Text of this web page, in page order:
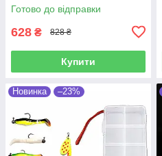
Готово до відправки
628 ₴ 828 ₴
Купити
Новинка –23%